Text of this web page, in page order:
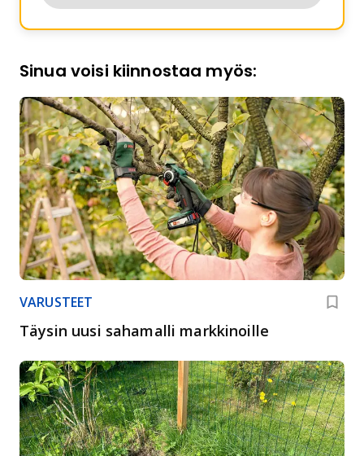
Sinua voisi kiinnostaa myös:
VARUSTEET
Täysin uusi sahamalli markkinoille